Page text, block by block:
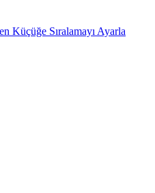
Küçüğe Sıralamayı Ayarla